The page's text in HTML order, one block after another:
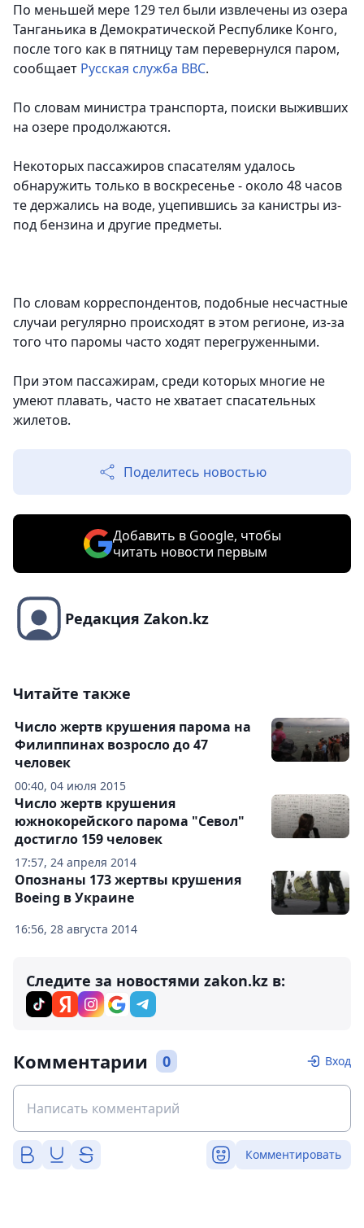
По меньшей мере 129 тел были извлечены из озера
Танганьика в Демократической Республике Конго,
после того как в пятницу там перевернулся паром,
сообщает Русская служба BBC.
По словам министра транспорта, поиски выживших
на озере продолжаются.
Некоторых пассажиров спасателям удалось
обнаружить только в воскресенье - около 48 часов
те держались на воде, уцепившись за канистры из-
под бензина и другие предметы.
По словам корреспондентов, подобные несчастные
случаи регулярно происходят в этом регионе, из-за
того что паромы часто ходят перегруженными.
При этом пассажирам, среди которых многие не
умеют плавать, часто не хватает спасательных
жилетов.
Поделитесь новостью
Добавить в Google, чтобы
читать новости первым
Редакция Zakon.kz
Читайте также
00:40, 04 июля 2015
Число жертв крушения парома на
Филиппинах возросло до 47
человек
17:57, 24 апреля 2014
Число жертв крушения
южнокорейского парома "Севол"
достигло 159 человек
16:56, 28 августа 2014
Опознаны 173 жертвы крушения
Boeing в Украине
Следите за новостями zakon.kz в:
Комментарии 0 Вход
Комментировать